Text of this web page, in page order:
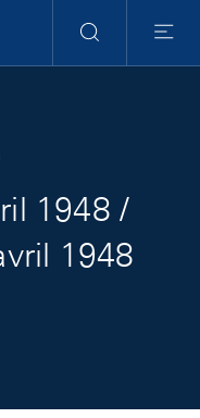
RechercheMenu
1948 /
1948